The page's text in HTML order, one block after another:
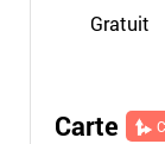
Gratuit
Carte